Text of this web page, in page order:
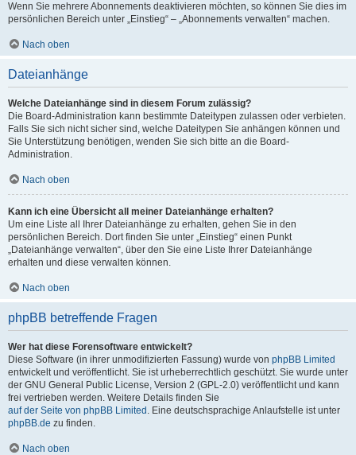
Wenn Sie mehrere Abonnements deaktivieren möchten, so können Sie dies im
persönlichen Bereich unter „Einstieg“ – „Abonnements verwalten“ machen.
Nach oben
Dateianhänge
Welche Dateianhänge sind in diesem Forum zulässig?
Die Board-Administration kann bestimmte Dateitypen zulassen oder verbieten.
Falls Sie sich nicht sicher sind, welche Dateitypen Sie anhängen können und
Sie Unterstützung benötigen, wenden Sie sich bitte an die Board-
Administration.
Nach oben
Kann ich eine Übersicht all meiner Dateianhänge erhalten?
Um eine Liste all Ihrer Dateianhänge zu erhalten, gehen Sie in den
persönlichen Bereich. Dort finden Sie unter „Einstieg“ einen Punkt
„Dateianhänge verwalten“, über den Sie eine Liste Ihrer Dateianhänge
erhalten und diese verwalten können.
Nach oben
phpBB betreffende Fragen
Wer hat diese Forensoftware entwickelt?
Diese Software (in ihrer unmodifizierten Fassung) wurde von phpBB Limited
entwickelt und veröffentlicht. Sie ist urheberrechtlich geschützt. Sie wurde unter
der GNU General Public License, Version 2 (GPL-2.0) veröffentlicht und kann
frei vertrieben werden. Weitere Details finden Sie
auf der Seite von phpBB Limited . Eine deutschsprachige Anlaufstelle ist unter
phpBB.de zu finden.
Nach oben